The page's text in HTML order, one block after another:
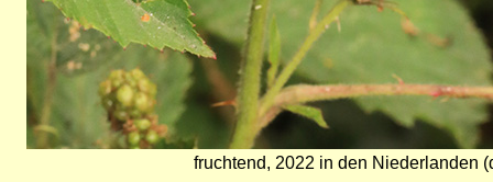
fruchtend, 2022 in den Niederlanden